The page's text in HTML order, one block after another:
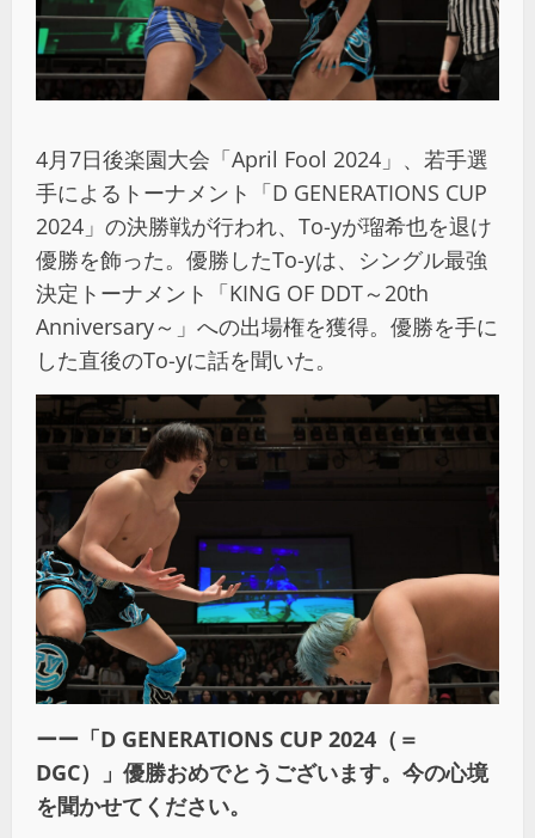
4月7日後楽園大会「April Fool 2024」、若手選
手によるトーナメント「D GENERATIONS CUP
2024」の決勝戦が行われ、To-yが瑠希也を退け
優勝を飾った。優勝したTo-yは、シングル最強
決定トーナメント「KING OF DDT～20th
Anniversary～」への出場権を獲得。優勝を手に
した直後のTo-yに話を聞いた。
ーー「D GENERATIONS CUP 2024（＝
DGC）」優勝おめでとうございます。今の心境
を聞かせてください。